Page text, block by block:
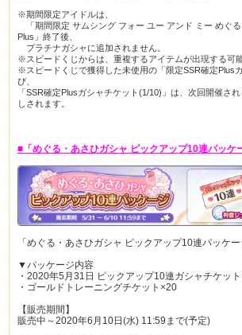
※期間限定アイドルは、
「期間限定 サムシング フォー ユー アンド ミー めぐ
Plus」終了後、
プラチナガシャに追加されません。
※スピードくじからは、重複するアイテムが出現する可
※スピードくじで獲得した未使用の「限定SSR確定Plus
び、
「SSR確定Plusガシャチケット(1/10)」は、次回開催さ
しされます。
■「めぐる・あさひガシャ ピックアップ10連パッケ
「めぐる・あさひガシャ ピックアップ10連パッケ
▼パッケージ内容
・2020年5月31日 ピックアップ10連ガシャチケッ
・ゴールドトレーニングチケット×20
【販売期間】
販売中～2020年6月10日(水) 11:59まで(予定)